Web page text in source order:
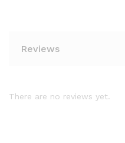
Reviews
There are no reviews yet.